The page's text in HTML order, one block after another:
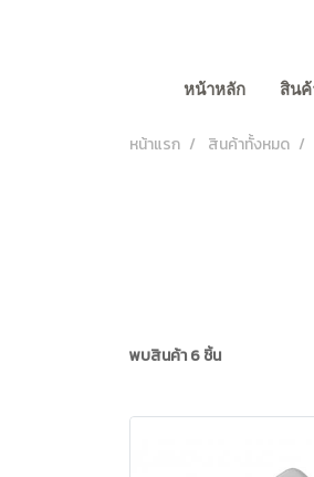
หน้าหลัก สินค้
หน้าแรก สินค้าทั้งหมด
พบสินค้า 6 ชิ้น